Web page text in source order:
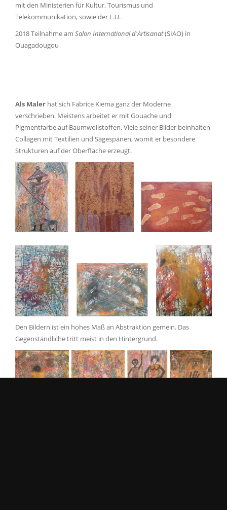
mit den Ministerien für Kultur, Tourismus und
Telekommunikation, sowie der E.U.
2018 Teilnahme am Salon International d'Artisanat(SIAO) in
Ouagadougou
Als Maler hat sich Fabrice Kiema ganz der Moderne
verschrieben. Meistens arbeitet er mit Gouache und
Pigmentfarbe auf Baumwollstoffen. Viele seiner Bilder beinhalten
Collagen mit Textilien und Sägespänen, womit er besondere
Strukturen auf der Oberfläche erzeugt.
Den Bildern ist ein hohes Maß an Abstraktion gemein. Das
Gegenständliche tritt meist in den Hintergrund.